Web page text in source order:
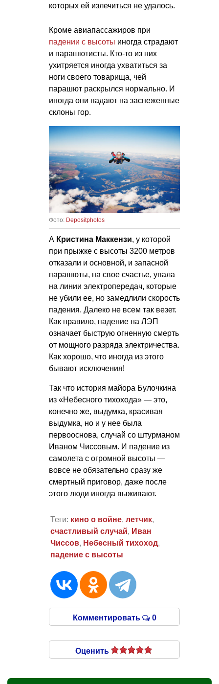
которых ей излечиться не удалось.
Кроме авиапассажиров при
падении с высоты иногда страдают
и парашютисты. Кто-то из них
ухитряется иногда ухватиться за
ноги своего товарища, чей
парашют раскрылся нормально. И
иногда они падают на заснеженные
склоны гор.
Фото: Depositphotos
А Кристина Маккензи, у которой
при прыжке с высоты 3200 метров
отказали и основной, и запасной
парашюты, на свое счастье, упала
на линии электропередач, которые
не убили ее, но замедлили скорость
падения. Далеко не всем так везет.
Как правило, падение на ЛЭП
означает быструю огненную смерть
от мощного разряда электричества.
Как хорошо, что иногда из этого
бывают исключения!
Так что история майора Булочкина
из «Небесного тихохода» — это,
конечно же, выдумка, красивая
выдумка, но и у нее была
первооснова, случай со штурманом
Иваном Чиссовым. И падение из
самолета с огромной высоты —
вовсе не обязательно сразу же
смертный приговор, даже после
этого люди иногда выживают.
Теги: кино о войне, летчик,
счастливый случай, Иван
Чиссов, Небесный тихоход,
падение с высоты
Комментировать 0
Оценить